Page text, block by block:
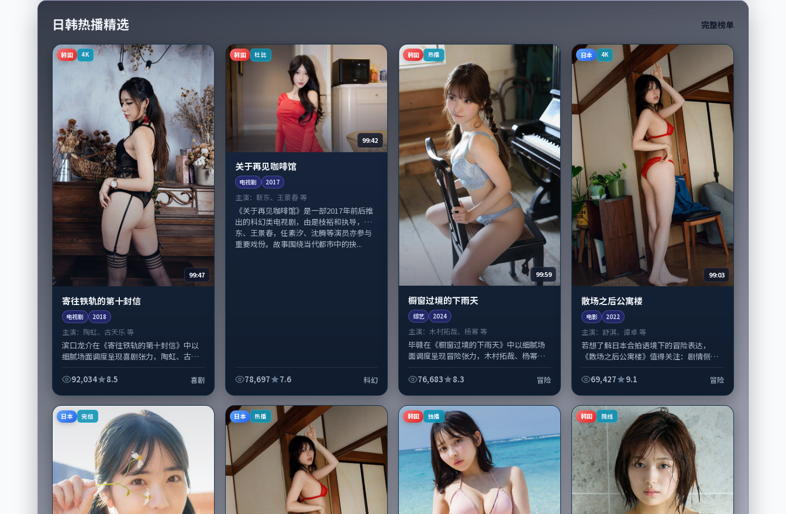
日韩热播精选 完整榜单
韩国 4K
99:47
寄往铁轨的第十封信
电视剧 2018
主演： 陶虹、古天乐 等
滨口龙介在《寄往铁轨的第十封信》中以
细腻场面调度呈现喜剧张力，陶虹、古天
主要在韩国完成制作协同，2018-0...
92,034 8.5 喜剧
韩国 杜比
99:42
关于再见咖啡馆
电视剧 2017
主演：靳东、王景春 等
《关于再见咖啡馆》是一部2017年前后推
出的科幻类电视剧，由是枝裕和执导，靳
东、王景春，任素汐、沈腾等演员亦参与
重要戏份。故事围绕当代都市中的抉...
78,697 7.6 科幻
韩国 热播
99:59
橱窗过境的下雨天
综艺 2024
主演：木村拓哉、杨幂 等
毕赣在《橱窗过境的下雨天》中以细腻场
面调度呈现冒险张力，木村拓哉、杨幂领
在韩国完成制作协同，2024-10-...
76,683 8.3 冒险
日本 4K
99:03
散场之后公寓楼
电影 2022
主演：舒淇、谭卓 等
若想了解日本合拍语境下的冒险表达，
《散场之后公寓楼》值得关注：剧情侧重
与配角群戏并重。影片2022年面世后在...
69,427 9.1 冒险
日本 完结 日本 热播 韩国 独播 韩国 院线